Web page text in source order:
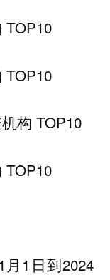
TOP10
TOP10
构 TOP10
TOP10
1日到2024